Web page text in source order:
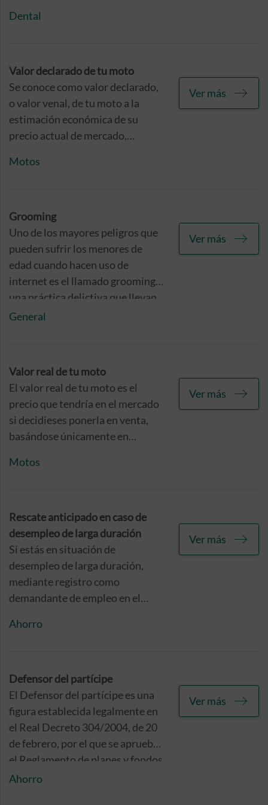
dental. Cada vez hay una mayor
Dental
Valor declarado de tu moto
Se conoce como valor declarado,
o valor venal, de tu moto a la
estimación económica de su
precio actual de mercado,
criterios objetivos, sin que se vea
mecánico.
Motos
Ver más
Grooming
Uno de los mayores peligros que
pueden sufrir los menores de
edad cuando hacen uso de
internet es el llamado grooming,
una práctica delictiva que llevan
a cabo individuos adultos y que
nuestros hijos.
General
Ver más
Valor real de tu moto
El valor real de tu moto es el
precio que tendría en el mercado
si decidieses ponerla en venta,
basándose únicamente en
marca, modelo o antigüedad, y
Motos
Ver más
Rescate anticipado en caso de
desempleo de larga duración
Si estás en situación de
desempleo de larga duración,
mediante registro como
demandante de empleo en el
Estatal, y no estás percibiendo
rescate anticipado, y sin
penalizaciones, de las
aportaciones e intereses
relacionados con el producto de
ahorro e inversión que tienes
contratado con nosotros.
Ahorro
Ver más
Defensor del partícipe
El Defensor del partícipe es una
figura establecida legalmente en
el Real Decreto 304/2004, de 20
de febrero, por el que se aprueba
el Reglamento de planes y fondos
de pensiones, y cuya finalidad
Ahorro
Ver más